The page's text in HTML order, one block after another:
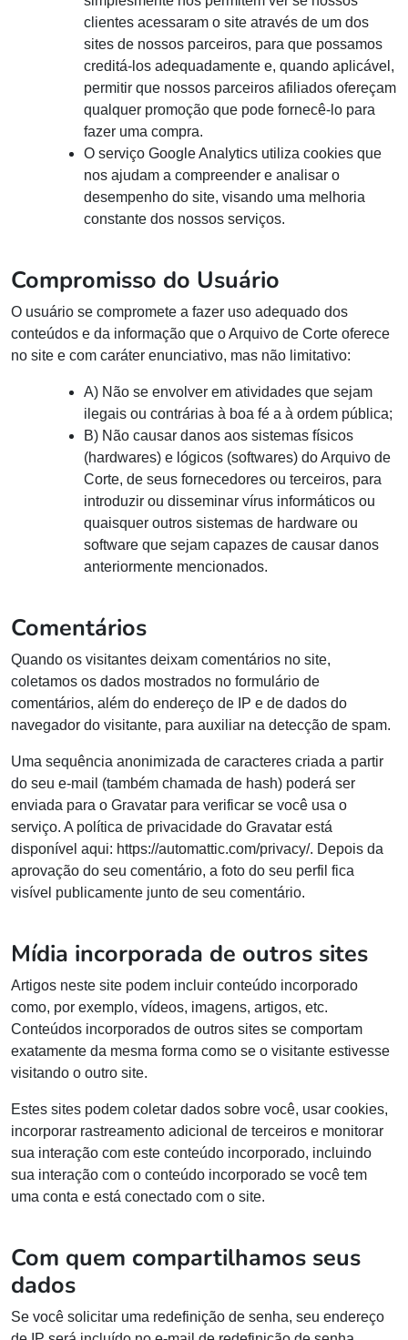
clientes acessaram o site através de um dos
sites de nossos parceiros, para que possamos
creditá-los adequadamente e, quando aplicável,
permitir que nossos parceiros afiliados ofereçam
qualquer promoção que pode fornecê-lo para
fazer uma compra.
O serviço Google Analytics utiliza cookies que
nos ajudam a compreender e analisar o
desempenho do site, visando uma melhoria
constante dos nossos serviços.
Compromisso do Usuário
O usuário se compromete a fazer uso adequado dos
conteúdos e da informação que o Arquivo de Corte oferece
no site e com caráter enunciativo, mas não limitativo:
A) Não se envolver em atividades que sejam
ilegais ou contrárias à boa fé a à ordem pública;
B) Não causar danos aos sistemas físicos
(hardwares) e lógicos (softwares) do Arquivo de
Corte, de seus fornecedores ou terceiros, para
introduzir ou disseminar vírus informáticos ou
quaisquer outros sistemas de hardware ou
software que sejam capazes de causar danos
anteriormente mencionados.
Comentários
Quando os visitantes deixam comentários no site,
coletamos os dados mostrados no formulário de
comentários, além do endereço de IP e de dados do
navegador do visitante, para auxiliar na detecção de spam.
Uma sequência anonimizada de caracteres criada a partir
do seu e-mail (também chamada de hash) poderá ser
enviada para o Gravatar para verificar se você usa o
serviço. A política de privacidade do Gravatar está
disponível aqui: https://automattic.com/privacy/. Depois da
aprovação do seu comentário, a foto do seu perfil fica
visível publicamente junto de seu comentário.
Mídia incorporada de outros sites
Artigos neste site podem incluir conteúdo incorporado
como, por exemplo, vídeos, imagens, artigos, etc.
Conteúdos incorporados de outros sites se comportam
exatamente da mesma forma como se o visitante estivesse
visitando o outro site.
Estes sites podem coletar dados sobre você, usar cookies,
incorporar rastreamento adicional de terceiros e monitorar
sua interação com este conteúdo incorporado, incluindo
sua interação com o conteúdo incorporado se você tem
uma conta e está conectado com o site.
Com quem compartilhamos seus
dados
Se você solicitar uma redefinição de senha, seu endereço